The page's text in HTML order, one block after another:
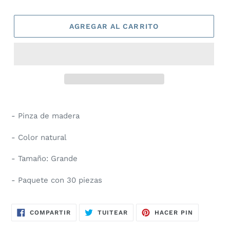
AGREGAR AL CARRITO
- Pinza de madera
- Color natural
- Tamaño: Grande
- Paquete con 30 piezas
COMPARTIRCOMPARTIR
EN
TUITEAR TUITEARHACER PIN